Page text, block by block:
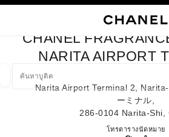
ค้นหาบูติค
ข้อเสนอจะแสดงอยู่ใต้แถบค้นหานี้
0 ข้อเสนอที่มีอยู่
ปิดการ์ดบูติก CHANEL FRAGRANCE &
CHANEL
NARITA AIRPORT
Narita Airport Terminal 2,
ーミナル,
286-0104 Narita-Shi,
โทร0120-191-625
ตารางนัดหมาย
นาฬิกาและเค